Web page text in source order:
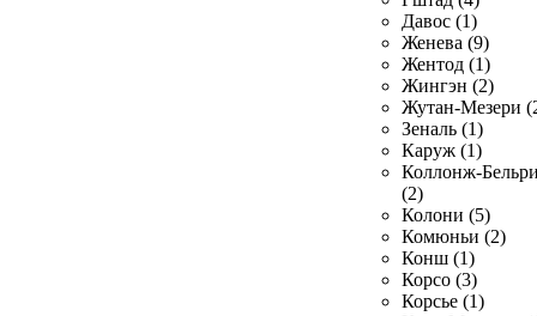
Давос (1)
Женева (9)
Жентод (1)
Жингэн (2)
Жутан-Мезери
Зеналь (1)
Каруж (1)
Коллонж-
(2)
Колони (5)
Комюньи (2)
Конш (1)
Корсо (3)
Корсье (1)